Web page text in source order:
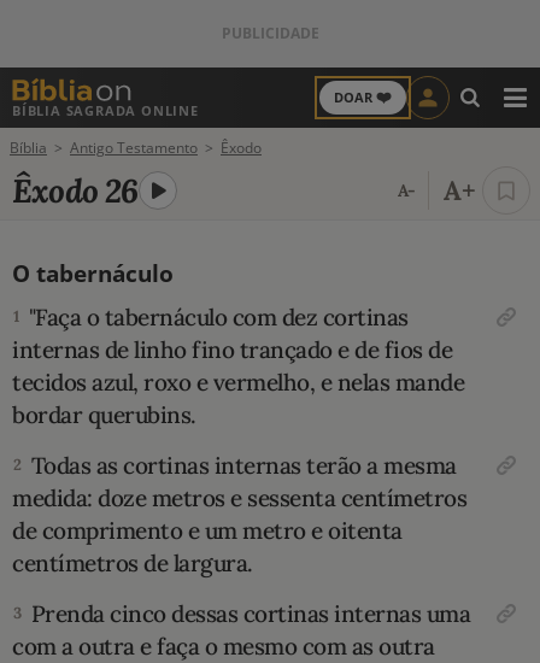
BÍBLIA SAGRADA ONLINE
DOAR ❤️
ANTIGO TESTAMENTO
VERSÍCULOS
VERSÍCULO DO DIA
PALAVRA DO DIA
SALMO DO DIA
DEVOCIONAL DIÁRIO
ESTUDOS BÍBLICOS
Bíblia Antigo Testamento Êxodo
Êxodo 26 A- A+
O tabernáculo
1 "Faça o tabernáculo com dez corti­nas
internas de linho fino trançado e de fios de
tecidos azul, roxo e vermelho, e nelas mande
bordar querubins.
2 Todas as cortinas internas terão a mesma
medida: doze metros e sessenta centímetros
de comprimento e um metro e oi­tenta
centímetros de largura.
3 Prenda ­cinco dessas cortinas internas uma
com a outra e faça o mesmo com as outra